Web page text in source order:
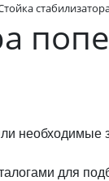
необходимые
для